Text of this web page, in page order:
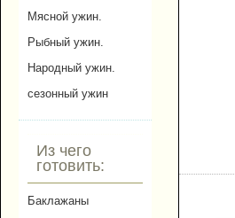
Мясной ужин.
Рыбный ужин.
Народный ужин.
сезонный ужин
Из чего
готовить:
Баклажаны